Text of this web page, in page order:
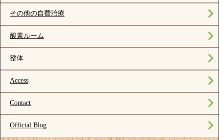
その他の自費治療
酸素ルーム
整体
Access
Contact
Official Blog